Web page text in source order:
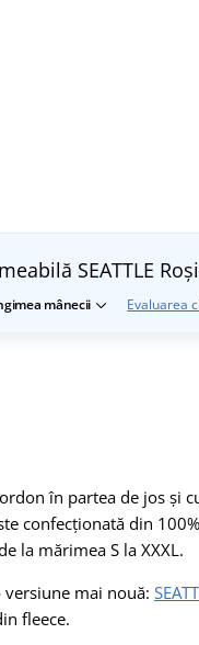
SEATTLE
mânecii Evaluarea
în partea de jos și
confecționată din
la mărimea S la XXXL.
mai nouă:
fleece.